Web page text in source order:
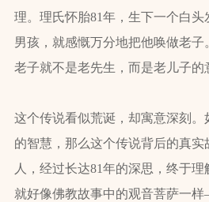
理。理氏怀胎81年，生下一个白
男孩，就感慨万分地把他唤做老子
老子就不是老先生，而是老儿子的
这个传说看似荒诞，却寓意深刻。
的智慧，那么这个传说背后的真
人，经过长达81年的深思，终于理
就好像佛教故事中的观音菩萨一